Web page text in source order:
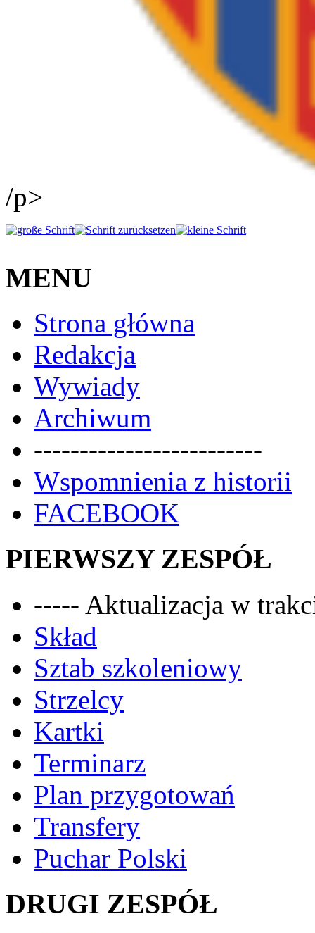
/p>
MENU
Strona główna
Redakcja
Wywiady
Archiwum
-------------------------
Wspomnienia z historii
FACEBOOK
PIERWSZY ZESPÓŁ
----- Aktualizacja w
Skład
Sztab szkoleniowy
Strzelcy
Kartki
Terminarz
Plan przygotowań
Transfery
Puchar Polski
DRUGI ZESPÓŁ